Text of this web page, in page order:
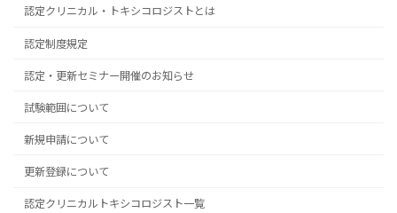
認定クリニカル・トキシコロジストとは
認定制度規定
認定・更新セミナー開催のお知らせ
試験範囲について
新規申請について
更新登録について
認定クリニカルトキシコロジスト一覧